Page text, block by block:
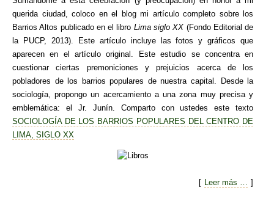
querida ciudad, coloco en el blog mi artículo completo sobre los
Barrios Altos publicado en el libro Lima siglo XX (Fondo Editorial de
la PUCP, 2013). Este artículo incluye las fotos y gráficos que
aparecen en el artículo original. Este estudio se concentra en
cuestionar ciertas premoniciones y prejuicios acerca de los
pobladores de los barrios populares de nuestra capital. Desde la
sociología, propongo un acercamiento a una zona muy precisa y
emblemática: el Jr. Junín. Comparto con ustedes este texto
SOCIOLOGÍA DE LOS BARRIOS POPULARES DEL CENTRO DE
LIMA, SIGLO XX
[ Leer más … ]